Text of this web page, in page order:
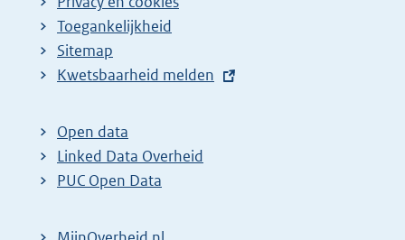
Toegankelijkheid
Sitemap
E
t
e
r
Kwetsbaarheid melden
Open data
Linked Data Overheid
PUC Open Data